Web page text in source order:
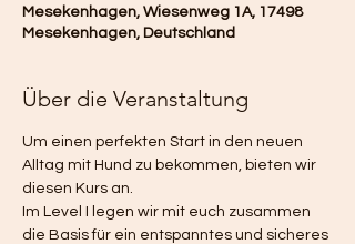
Mesekenhagen, Wiesenweg 1A, 17498
Mesekenhagen, Deutschland
Über die Veranstaltung
Um einen perfekten Start in den neuen
Alltag mit Hund zu bekommen, bieten wir
diesen Kurs an.
Im Level I legen wir mit euch zusammen
die Basis für ein entspanntes und sicheres